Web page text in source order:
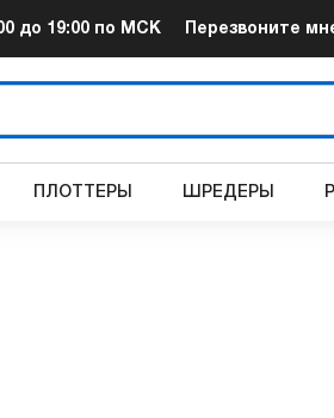
до 19:00 по МСК Перезвоните
ПЛОТТЕРЫ ШРЕДЕРЫ